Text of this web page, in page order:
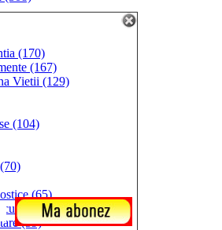
(170)
(167)
Vietii (129)
(104)
(70)
(65)
(60)
(59)